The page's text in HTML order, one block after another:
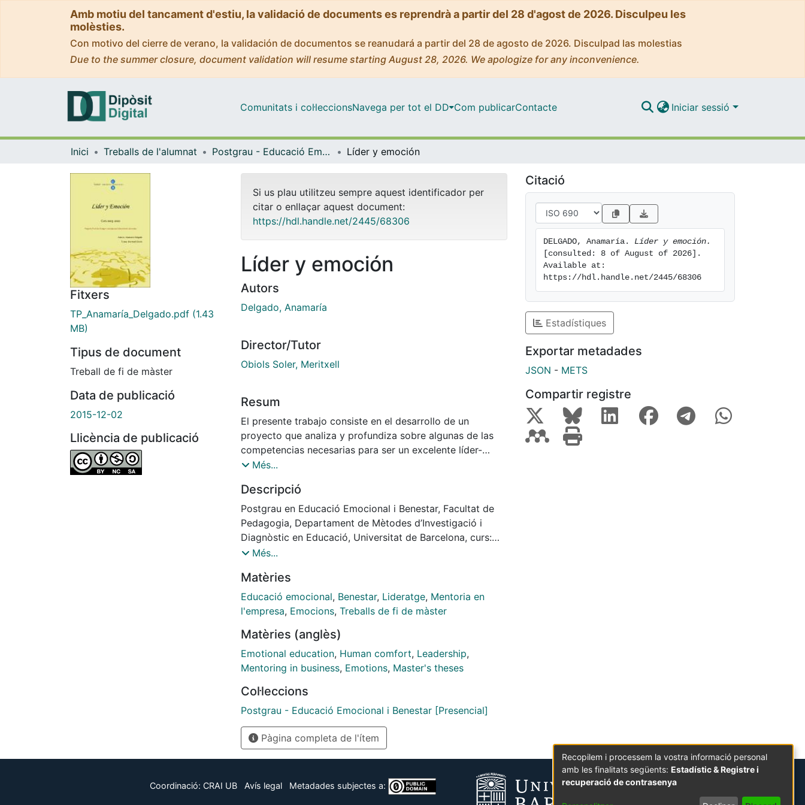
Amb motiu del tancament d'estiu, la validació de documents es reprendrà a partir del 28 d'agost de 2026. Disculpeu les
molèsties.
Con motivo del cierre de verano, la validación de documentos se reanudará a partir del 28 de agosto de 2026. Disculpad las molestias
Due to the summer closure, document validation will resume starting August 28, 2026. We apologize for any inconvenience.
Comunitats i col·leccionsNavega per tot el DD Com publicarContacte Iniciar sessió
Inici Treballs de l'alumnat Postgrau - Educació Emocional i Benestar [Presencial] Líder y emoción
Fitxers
TP_Anamaría_Delgado.pdf (1.43
MB)
Tipus de document
Treball de fi de màster
Data de publicació
2015-12-02
Llicència de publicació
Si us plau utilitzeu sempre aquest identificador per
citar o enllaçar aquest document:
https://hdl.handle.net/2445/68306
Líder y emoción
Autors
Delgado, Anamaría
Director/Tutor
Obiols Soler, Meritxell
Resum
El presente trabajo consiste en el desarrollo de un
proyecto que analiza y profundiza sobre algunas de las
competencias necesarias para ser un excelente líder-
coach. La autora se centra en la educación emocional
a serguir para que las respuestas sean asertivas ante una
situación de secuestro emocional. La autora utiliza un test
que pasa a diferentes líderes-coaches para la concreción
de las emociones percibidas, comprendidas y cuáles son
las que regulan o necesitan regular.
Més...
Descripció
Postgrau en Educació Emocional i Benestar, Facultat de
Pedagogia, Departament de Mètodes d’Investigació i
Diagnòstic en Educació, Universitat de Barcelona, curs:
2009-2010, Tutor/Tutora: Maritxell Obiols
Més...
Matèries
Educació emocional, Benestar, Lideratge, Mentoria en
l'empresa, Emocions, Treballs de fi de màster
Matèries (anglès)
Emotional education, Human comfort, Leadership,
Mentoring in business, Emotions, Master's theses
Col·leccions
Postgrau - Educació Emocional i Benestar [Presencial]
Pàgina completa de l'ítem
Citació
DELGADO, Anamaría. Líder y emoción.
[consulted: 8 of August of 2026].
Available at:
https://hdl.handle.net/2445/68306
Estadístiques
Exportar metadades
JSON - METS
Compartir registre
Coordinació: CRAI UB Avís legal Metadades subjectes a:
Recopilem i processem la vostra informació personal
amb les finalitats següents: Estadístic & Registre i
recuperació de contrasenya